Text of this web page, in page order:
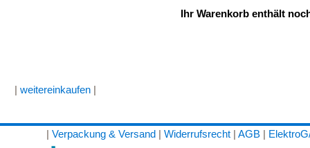
Ihr Warenkorb enthält
| weitereinkaufen|
| Verpackung & Versand| Widerrufsrecht| AGB|